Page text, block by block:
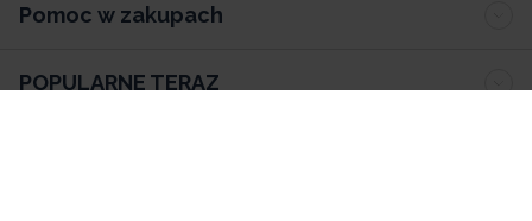
Pomoc w zakupach
POPULARNE TERAZ